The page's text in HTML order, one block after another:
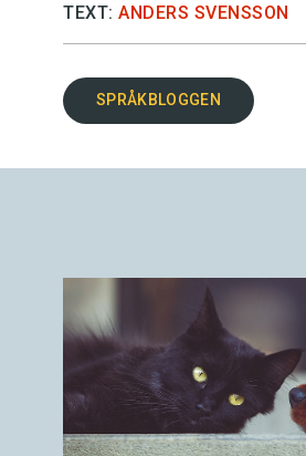
TEXT: ANDERS SVENSSON
SPRÅKBLOGGEN